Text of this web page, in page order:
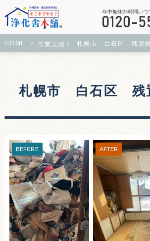
年中無休24時間いつ
HOME 作業実績 札幌市 白石区 残置
札幌市 白石区 残